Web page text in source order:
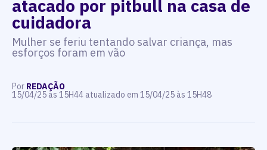
atacado por pitbull na casa de
cuidadora
Mulher se feriu tentando salvar criança, mas
esforços foram em vão
Por REDAÇÃO
15/04/25 às 15H44 atualizado em 15/04/25 às 15H48